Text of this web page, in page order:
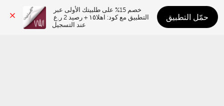
عند التسجيل
حمّل التطبيق